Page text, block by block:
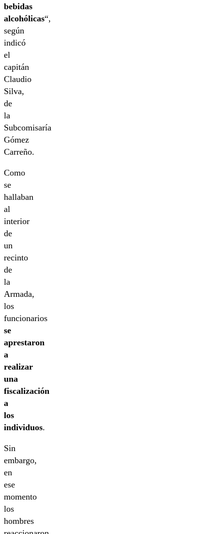
bebidas
alcohólicas“,
según
indicó
el
capitán
Claudio
Silva,
de
la
Subcomisaría
Gómez
Carreño.
Como
se
hallaban
al
interior
de
un
recinto
de
la
Armada,
los
funcionarios
se
aprestaron
a
realizar
una
fiscalización
a
los
individuos.
Sin
embargo,
en
ese
momento
los
hombres